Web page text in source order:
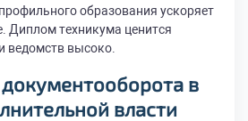
образования ускоряет
Диплом техникума ценится
высоко.
в
власти